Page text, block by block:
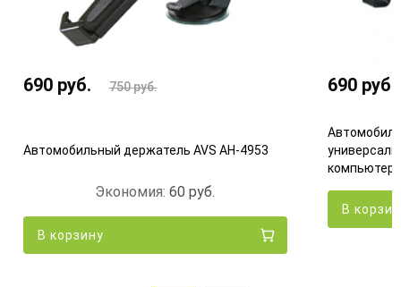
690 руб. 750руб.
Автомобильный держатель AVS AH-4953
Экономия:60руб.
В корзину
690 руб.
В